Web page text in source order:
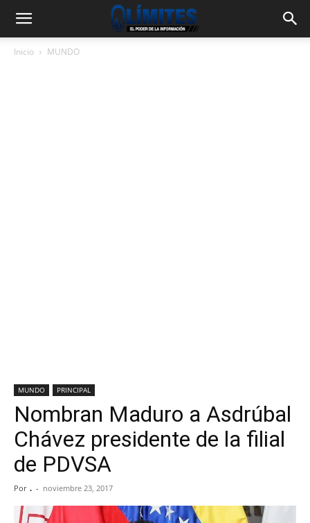
Inicio MUNDO
MUNDO PRINCIPAL
Nombran Maduro a Asdrúbal
Chávez presidente de la filial
de PDVSA
Por . - noviembre 23, 2017